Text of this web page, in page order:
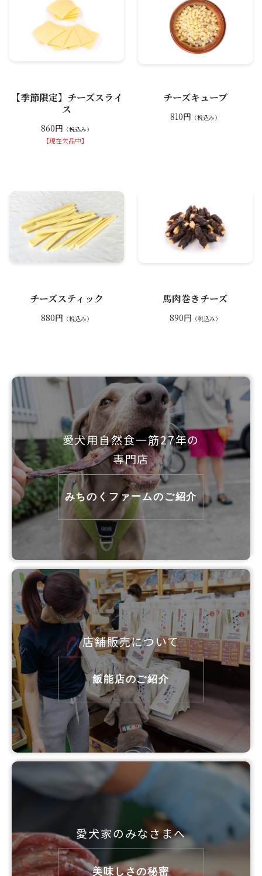
【季節限定】チーズスライ
ス
860円 （税込み）
【現在欠品中】
チーズキューブ
810円 （税込み）
チーズスティック
880円 （税込み）
馬肉巻きチーズ
890円 （税込み）
愛犬用自然食一筋27年の
専門店
みちのくファームのご紹介
店舗販売について
飯能店のご紹介
愛犬家のみなさまへ
美味しさの秘密